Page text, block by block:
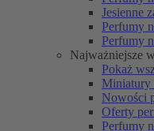
Jesienne
Perfumy
Perfumy
Najważniejsze
Pokaż
Miniatury
Nowości
Oferty
Perfumy